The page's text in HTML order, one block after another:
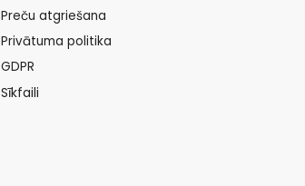
Preču atgriešana
Privātuma politika
GDPR
Sīkfaili